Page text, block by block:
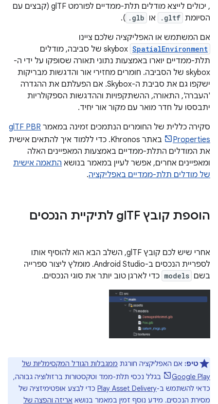
, יכולים לייצא מודלים תלת-ממדיים לפורמט glTF (קבצים עם
הסיומת .gltf או .glb
).
אם המשתמש או האפליקציה שלכם ציינו
SpatialEnvironment
skybox של סביבה, מודלים
תלת-ממדיים יוארו באמצעות נתוני תאורה שסופקו על ידי ה-
skybox של הסביבה. חומרים מחזירי אור והדגשות מבריקות
ישקפו גם את סביבת ה-Skybox. אם הפעלתם את ההגדרה
'העברה', התאורה, ההשתקפויות וההדגשות הספקולריות
יתבססו על חדר מואר עם מקור אור יחיד.
סקירה כללית של החומרים הנתמכים זמינה במאמר glTF PBR
Properties
באתר Khronos. כדי ללמוד איך להתאים אישית
את המודלים התלת-ממדיים באמצעות המאפיינים האלה
ומאפיינים אחרים, אפשר לעיין במאמר בנושא התאמה אישית
של מודלים תלת-ממדיים באפליקציה.
הוספת קובץ gl TF לתיקיית הנכסים
אחרי שיש לכם קובץ glTF, השלב הבא הוא להוסיף אותו
לספריית הנכסים ב-Android Studio. מומלץ ליצור ספרייה
בשם models כדי לארגן טוב יותר את סוגי הנכסים.
טיפ: אם האפליקציה חורגת ממגבלות הגודל המקסימליות של
Google Play
בגלל נכסי תלת-ממד וטקסטורות ברזולוציה גבוהה,
כדאי להשתמש ב-Play Asset Delivery כדי לבצע אופטימיזציה של
מסירת הנכסים. מידע נוסף זמין במאמר בנושא אריזה והפצה של